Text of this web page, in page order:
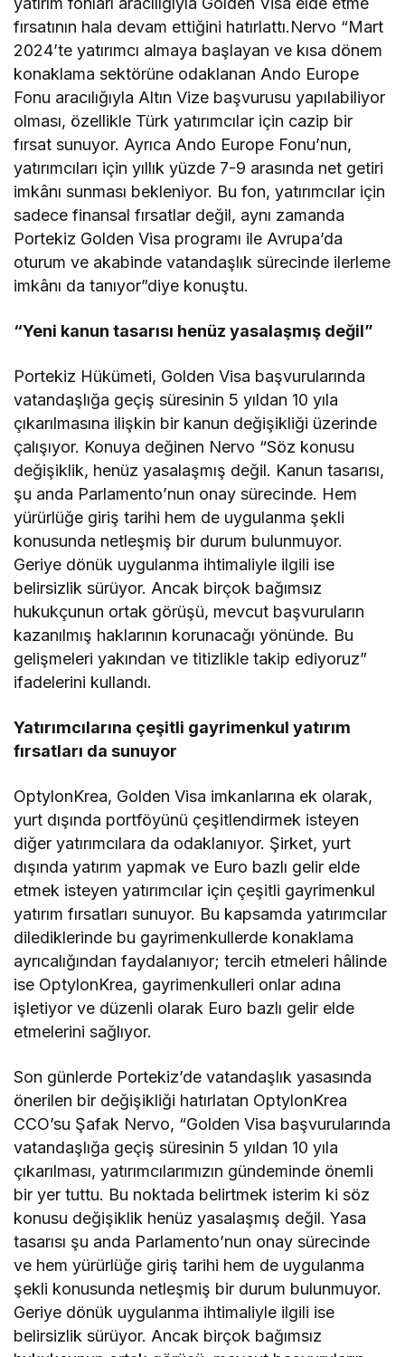
fırsatının hala devam ettiğini hatırlattı.Nervo “Mart
2024’te yatırımcı almaya başlayan ve kısa dönem
konaklama sektörüne odaklanan Ando Europe
Fonu aracılığıyla Altın Vize başvurusu yapılabiliyor
olması, özellikle Türk yatırımcılar için cazip bir
fırsat sunuyor. Ayrıca Ando Europe Fonu’nun,
yatırımcıları için yıllık yüzde 7-9 arasında net getiri
imkânı sunması bekleniyor. Bu fon, yatırımcılar için
sadece finansal fırsatlar değil, aynı zamanda
Portekiz Golden Visa programı ile Avrupa’da
oturum ve akabinde vatandaşlık sürecinde ilerleme
imkânı da tanıyor”diye konuştu.
“Yeni kanun tasarısı henüz yasalaşmış değil”
Portekiz Hükümeti, Golden Visa başvurularında
vatandaşlığa geçiş süresinin 5 yıldan 10 yıla
çıkarılmasına ilişkin bir kanun değişikliği üzerinde
çalışıyor. Konuya değinen Nervo “Söz konusu
değişiklik, henüz yasalaşmış değil. Kanun tasarısı,
şu anda Parlamento’nun onay sürecinde. Hem
yürürlüğe giriş tarihi hem de uygulanma şekli
konusunda netleşmiş bir durum bulunmuyor.
Geriye dönük uygulanma ihtimaliyle ilgili ise
belirsizlik sürüyor. Ancak birçok bağımsız
hukukçunun ortak görüşü, mevcut başvuruların
kazanılmış haklarının korunacağı yönünde. Bu
gelişmeleri yakından ve titizlikle takip ediyoruz”
ifadelerini kullandı.
Yatırımcılarına çeşitli gayrimenkul yatırım
fırsatları da sunuyor
OptylonKrea, Golden Visa imkanlarına ek olarak,
yurt dışında portföyünü çeşitlendirmek isteyen
diğer yatırımcılara da odaklanıyor. Şirket, yurt
dışında yatırım yapmak ve Euro bazlı gelir elde
etmek isteyen yatırımcılar için çeşitli gayrimenkul
yatırım fırsatları sunuyor. Bu kapsamda yatırımcılar
dilediklerinde bu gayrimenkullerde konaklama
ayrıcalığından faydalanıyor; tercih etmeleri hâlinde
ise OptylonKrea, gayrimenkulleri onlar adına
işletiyor ve düzenli olarak Euro bazlı gelir elde
etmelerini sağlıyor.
Son günlerde Portekiz’de vatandaşlık yasasında
önerilen bir değişikliği hatırlatan OptylonKrea
CCO’su Şafak Nervo, “Golden Visa başvurularında
vatandaşlığa geçiş süresinin 5 yıldan 10 yıla
çıkarılması, yatırımcılarımızın gündeminde önemli
bir yer tuttu. Bu noktada belirtmek isterim ki söz
konusu değişiklik henüz yasalaşmış değil. Yasa
tasarısı şu anda Parlamento’nun onay sürecinde
ve hem yürürlüğe giriş tarihi hem de uygulanma
şekli konusunda netleşmiş bir durum bulunmuyor.
Geriye dönük uygulanma ihtimaliyle ilgili ise
belirsizlik sürüyor. Ancak birçok bağımsız